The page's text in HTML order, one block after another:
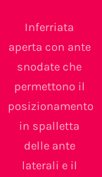
Inferriata
aperta con ante
snodate che
permettono il
posizionamento
in spalletta
delle ante
laterali e il